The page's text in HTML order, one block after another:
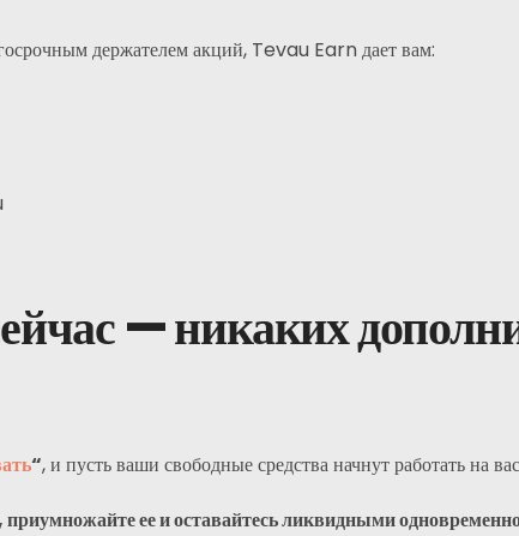
: Гонконг
5888 4061
агентств.
держателем акций, Tevau Earn дает вам:
— никаких
“, и пусть ваши свободные средства начнут работать на
ее и оставайтесь ликвидными